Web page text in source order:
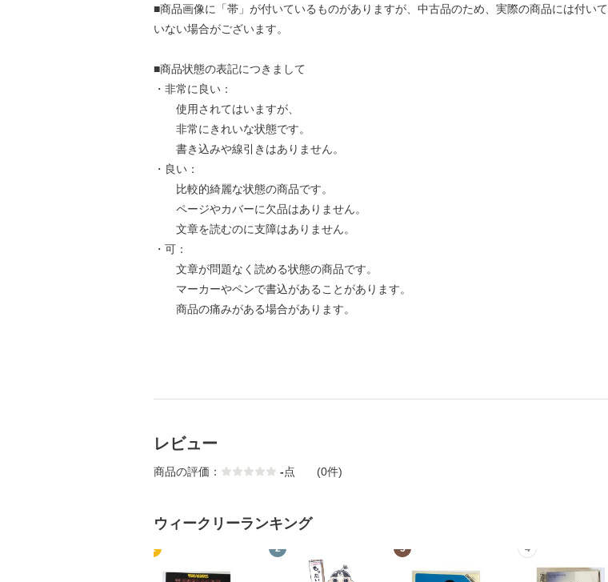
■商品画像に「帯」が付いているものがありますが、中古品のため、実際の商品には付いて
いない場合がございます。
■商品状態の表記につきまして
・非常に良い：
使用されてはいますが、
非常にきれいな状態です。
書き込みや線引きはありません。
・良い：
比較的綺麗な状態の商品です。
ページやカバーに欠品はありません。
文章を読むのに支障はありません。
・可：
文章が問題なく読める状態の商品です。
マーカーやペンで書込があることがあります。
商品の痛みがある場合があります。
レビュー
商品の評価： -点 (0件)
ウィークリーランキング
1 2 3 4